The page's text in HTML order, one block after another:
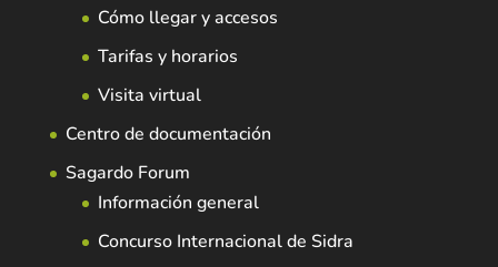
Cómo llegar y accesos
Tarifas y horarios
Visita virtual
Centro de documentación
Sagardo Forum
Información general
Concurso Internacional de Sidra